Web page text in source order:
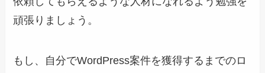
頑張りましょう。
もし、自分でWordPress案件を獲得するまでのロ